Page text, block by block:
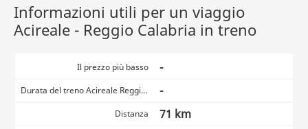
Informazioni utili per un viaggio
Acireale - Reggio Calabria in treno
Il prezzo più basso -
Durata del treno Acireale Reggio Calabria -
Distanza 71 km